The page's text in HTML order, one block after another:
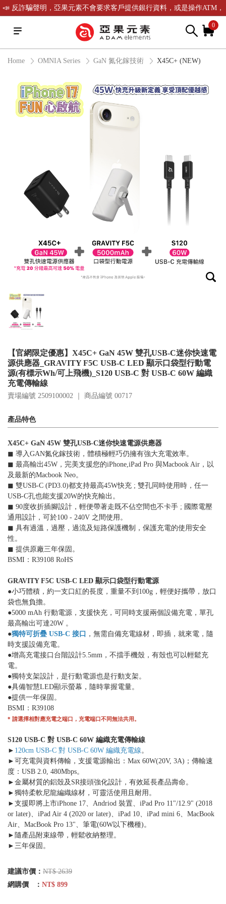
📣 反詐騙聲明，亞果元素不會要求客戶提供銀行資料，或是操作ATM，
可致電(02)-2738-9900聯繫我們或是165反詐騙電話查證！ 0
Home OMNIA Series GaN 氮化鎵技術 X45C+ (NEW)
【官網限定優惠】X45C+ GaN 45W 雙孔USB-C迷你快速電
源供應器_GRAVITY F5C USB-C LED 顯示口袋型行動電
源(有標示Wh/可上飛機)_S120 USB-C 對 USB-C 60W 編織
充電傳輸線
賣場編號 2509100002 ｜ 商品編號 00717
產品特色
X45C+ GaN 45W 雙孔USB-C迷你快速電源供應器
◼︎ 導入GAN氮化鎵技術，體積極輕巧仍擁有強大充電效率。
◼︎ 最高輸出45W，完美支援您的iPhone,iPad Pro 與Macbook Air，以
及最新的Macbook Neo。
◼︎ 雙USB-C (PD3.0)都支持最高45W快充 ; 雙孔同時使用時，任一
USB-C孔也能支援20W的快充輸出。
◼︎ 90度收折插腳設計，輕便帶著走既不佔空間也不卡手 ; 國際電壓
通用設計，可於100 - 240V 之間使用。
◼︎ 具有過溫，過壓，過流及短路保護機制，保護充電的使用安全
性。
◼︎ 提供原廠三年保固。
BSMI：R39108 RoHS
GRAVITY F5C USB-C LED 顯示口袋型行動電源
●小巧體積，約一支口紅的長度，重量不到100g，輕便好攜帶，放口
袋也無負擔。
●5000 mAh 行動電源，支援快充，可同時支援兩個設備充電，單孔
最高輸出可達20W 。
●獨特可折疊 USB-C 接口 ，無需自備充電線材，即插，就來電，隨
時支援設備充電。
●增高充電接口台階設計5.5mm，不擋手機殼，有殼也可以輕鬆充
電。
●獨特支架設計，是行動電源也是行動支架。
●具備智慧LED顯示螢幕，隨時掌握電量。
●提供一年保固。
BSMI：R39108
* 請選擇相對應充電之端口，充電端口不同無法共用。
S120 USB-C 對 USB-C 60W 編織充電傳輸線
► 120cm USB-C 對 USB-C 60W 編織充電線。
►可充電與資料傳輸，支援電源輸出：Max 60W(20V, 3A)；傳輸速
度：USB 2.0, 480Mbps。
►金屬材質的鋁殼及SR接頭強化設計，有效延長產品壽命。
►獨特柔軟尼龍編織線材，可靈活使用且耐用。
►支援即將上市iPhone 17、Andriod 裝置、iPad Pro 11"/12.9" (2018
or later)、iPad Air 4 (2020 or later)、iPad 10、iPad mini 6、MacBook
Air、MacBook Pro 13"、筆電(60W以下機種)。
►隨產品附束線帶，輕鬆收納整理。
►三年保固。
建議市價： NT$ 2639
網購價 ： NT$ 899